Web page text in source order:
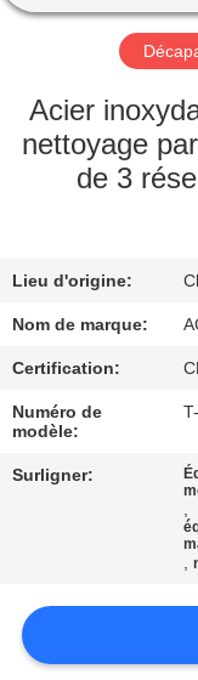
AU
DE
NOUS
CONTRÔLE
DE
QUALITÉ
Acier
nettoyage
de 3
Lieu d'origine:
Nom de marque:
Certification:
Numéro de
modèle:
Surligner:
,
,